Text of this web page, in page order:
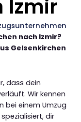
Izmir
nach Izmir?
Gelsenkirchen
dass dein
Wir kennen
bei einem Umzug
dir